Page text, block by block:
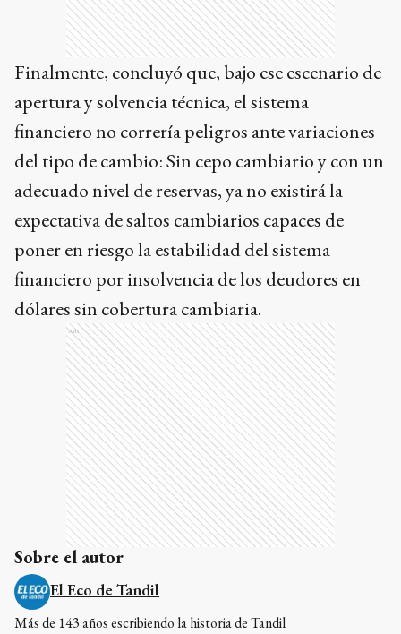
Finalmente, concluyó que, bajo ese escenario de
apertura y solvencia técnica, el sistema
financiero no correría peligros ante variaciones
del tipo de cambio: Sin cepo cambiario y con un
adecuado nivel de reservas, ya no existirá la
expectativa de saltos cambiarios capaces de
poner en riesgo la estabilidad del sistema
financiero por insolvencia de los deudores en
dólares sin cobertura cambiaria.
Ads
Sobre el autor
El Eco de Tandil
Más de 143 años escribiendo la historia de Tandil